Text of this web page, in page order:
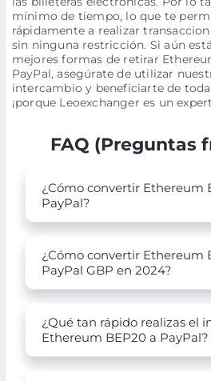
mínimo de tiempo, lo que te
rápidamente a realizar
sin ninguna restricción. Si aún
mejores formas de retirar
PayPal, asegúrate de utilizar
intercambio y beneficiarte de
¡porque Leoexchanger es un
FAQ (Preguntas
¿Cómo convertir Ethereum
PayPal?
¿Cómo convertir Ethereum
PayPal GBP en 2024?
¿Qué tan rápido realizas el
Ethereum BEP20 a PayPal?